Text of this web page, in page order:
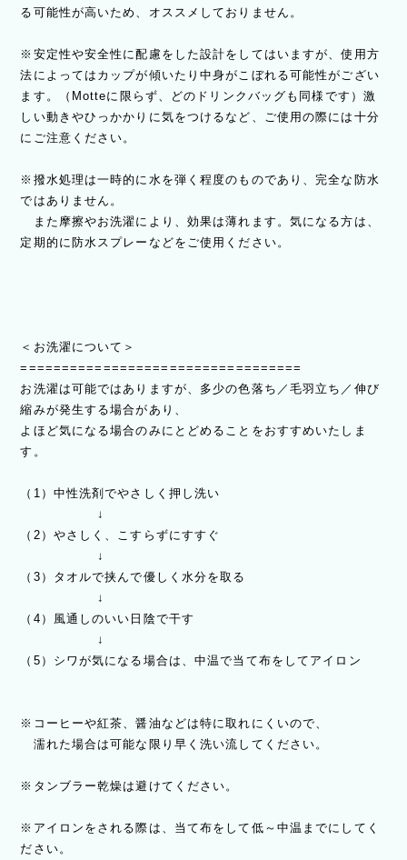
る可能性が高いため、オススメしておりません。
※安定性や安全性に配慮をした設計をしてはいますが、使用方
法によってはカップが傾いたり中身がこぼれる可能性がござい
ます。（Motteに限らず、どのドリンクバッグも同様です）激
しい動きやひっかかりに気をつけるなど、ご使用の際には十分
にご注意ください。
※撥水処理は一時的に水を弾く程度のものであり、完全な防水
ではありません。
また摩擦やお洗濯により、効果は薄れます。気になる方は、
定期的に防水スプレーなどをご使用ください。
＜お洗濯について＞
==================================
お洗濯は可能ではありますが、多少の色落ち／毛羽立ち／伸び
縮みが発生する場合があり、
よほど気になる場合のみにとどめることをおすすめいたしま
す。
（1）中性洗剤でやさしく押し洗い
↓
（2）やさしく、こすらずにすすぐ
↓
（3）タオルで挟んで優しく水分を取る
↓
（4）風通しのいい日陰で干す
↓
（5）シワが気になる場合は、中温で当て布をしてアイロン
※コーヒーや紅茶、醤油などは特に取れにくいので、
濡れた場合は可能な限り早く洗い流してください。
※タンブラー乾燥は避けてください。
※アイロンをされる際は、当て布をして低～中温までにしてく
ださい。